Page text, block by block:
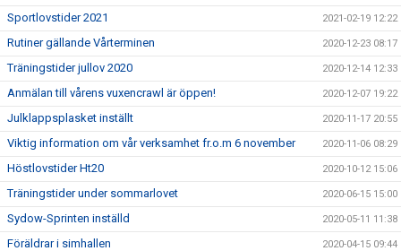
Sportlovstider 2021 2021-02-19 12:22
Rutiner gällande Vårterminen 2020-12-23 08:17
Träningstider jullov 2020 2020-12-14 12:33
Anmälan till vårens vuxencrawl är öppen! 2020-12-07 19:22
Julklappsplasket inställt 2020-11-17 20:55
Viktig information om vår verksamhet fr.o.m 6 november 2020-11-06 08:29
Höstlovstider Ht20 2020-10-12 15:06
Träningstider under sommarlovet 2020-06-15 15:00
Sydow-Sprinten inställd 2020-05-11 11:38
Föräldrar i simhallen 2020-04-15 09:44